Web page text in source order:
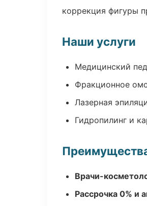
коррекция фигуры
Наши услуги
Медицинский
Фракционное
Лазерная
Гидропилинг и
Врачи-
Рассрочка 0% и